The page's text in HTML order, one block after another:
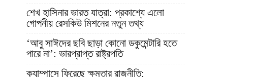
শেখ হাসিনার ভারত যাত্রা: প্রকাশ্যে এলো
গোপনীয় রেসকিউ মিশনের নতুন তথ্য
‘আবু সাঈদের ছবি ছাড়া কোনো ডকুমেন্টারি হতে
পারে না’: ভারপ্রাপ্ত রাষ্ট্রপতি
ক্যাম্পাসে ফিরেছে ক্ষমতার রাজনীতি: